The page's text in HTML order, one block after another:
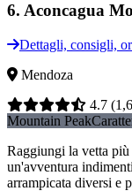
6. Aconcagua
Dettagli, consigli,
Mendoza
4.7
Mountain Peak
Raggiungi la vetta
un'avventura
arrampicata diversi e